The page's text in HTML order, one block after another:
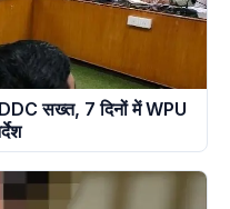
सख्त, 7 दिनों में WPU